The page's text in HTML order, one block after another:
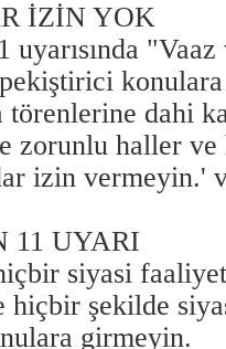
İZİN YOK
uyarısında
konulara
dahi
zorunlu haller
izin vermeyin.'
11 UYARI
siyasi
hiçbir şekilde
girmeyin.